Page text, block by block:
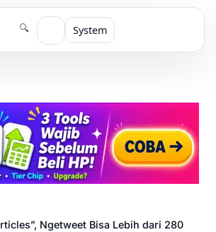
🔍 System
Ngetweet Bisa Lebih dari 280